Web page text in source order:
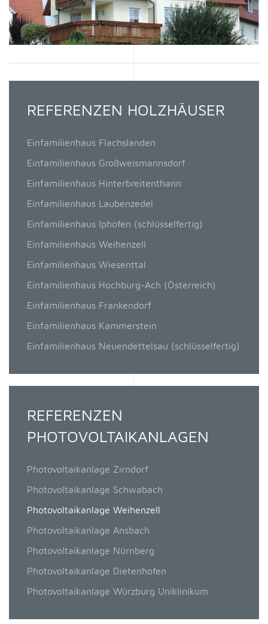
REFERENZEN HOLZHÄUSER
Einfamilienhaus Flachslanden
Einfamilienhaus Großweismannsdorf
Einfamilienhaus Hinterbreitenthann
Einfamilienhaus Laubenzedel
Einfamilienhaus Iphofen (schlüsselfertig)
Einfamilienhaus Weihenzell
Einfamilienhaus Wiesenttal
Einfamilienhaus Hochburg-Ach (Österreich)
Einfamilienhaus Frankendorf
Einfamilienhaus Kammerstein
Einfamilienhaus Neuendettelsau (schlüsselfertig)
REFERENZEN
PHOTOVOLTAIKANLAGEN
Photovoltaikanlage Zirndorf
Photovoltaikanlage Schwabach
Photovoltaikanlage Weihenzell
Photovoltaikanlage Ansbach
Photovoltaikanlage Nürnberg
Photovoltaikanlage Dietenhofen
Photovoltaikanlage Würzburg Uniklinikum